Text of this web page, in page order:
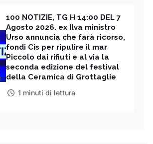
100 NOTIZIE, TG H 14:00 DEL 7
Agosto 2026. ex Ilva ministro
Urso annuncia che farà ricorso,
fondi Cis per ripulire il mar
Piccolo dai rifiuti e al via la
seconda edizione del festival
della Ceramica di Grottaglie
1 minuti di lettura